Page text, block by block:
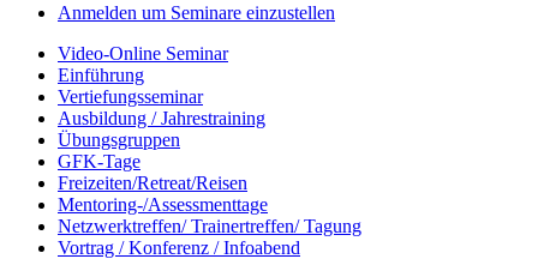
Anmelden um Seminare einzustellen
Video-Online Seminar
Einführung
Vertiefungsseminar
Ausbildung / Jahrestraining
Übungsgruppen
GFK-Tage
Freizeiten/Retreat/Reisen
Mentoring-/Assessmenttage
Netzwerktreffen/ Trainertreffen/ Tagung
Vortrag / Konferenz / Infoabend